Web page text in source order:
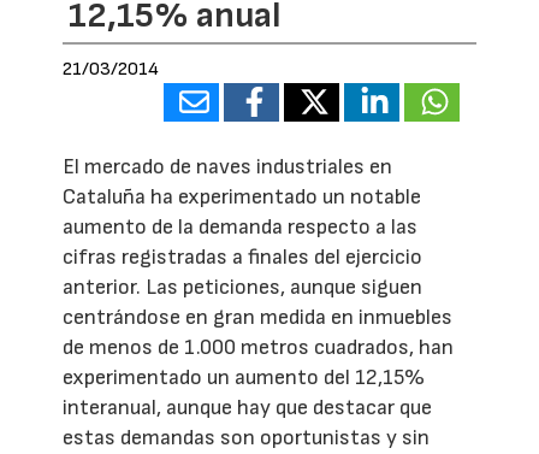
12,15% anual
21/03/2014
El mercado de naves industriales en
Cataluña ha experimentado un notable
aumento de la demanda respecto a las
cifras registradas a finales del ejercicio
anterior. Las peticiones, aunque siguen
centrándose en gran medida en inmuebles
de menos de 1.000 metros cuadrados, han
experimentado un aumento del 12,15%
interanual, aunque hay que destacar que
estas demandas son oportunistas y sin